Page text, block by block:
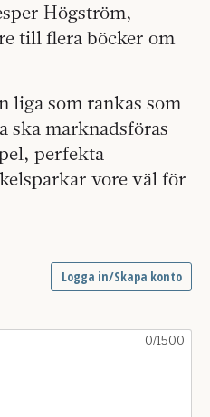
Högström,
till flera böcker om
liga som rankas som
ska marknadsföras
perfekta
vore väl för